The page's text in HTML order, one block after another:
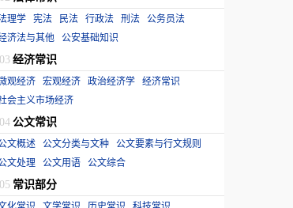
理学 宪法 民法 行政法 刑法 公务员法
济法与其他 公安基础知识
03 经济常识
观经济 宏观经济 政治经济学 经济常识
会主义市场经济
04 公文常识
文概述 公文分类与文种 公文要素与行文规则
文处理 公文用语 公文综合
05 常识部分
化常识 文学常识 历史常识 科技常识